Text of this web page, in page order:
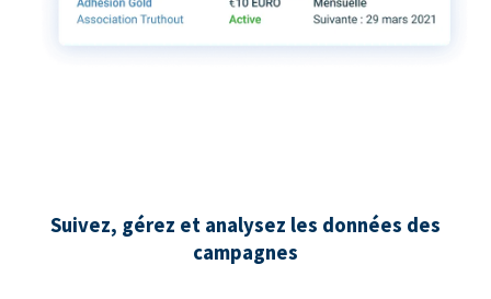
Suivez, gérez et analysez les données des
campagnes